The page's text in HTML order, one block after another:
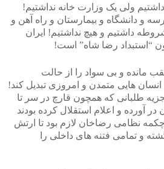
ولی یک وزارت خانه نداشتیم!
و دانشگاه و بیمارستان و راه آهن و
داشتیم و هیچ نداشتیم! ایران
“استبداد رضا شاه” است!
مانده و بی سواد را از حالت
هایی متمدن و امروزی تبدیل کند!
تجزیه طلبانی که همچون قارچ در سر تا
آورده و اعلام استقلال کرده بودند
نظامی رضاخان لازم بود تا ارتش
و تمامی فتنه های داخلی را